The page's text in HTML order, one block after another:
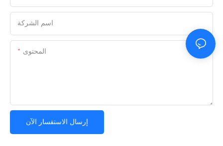
اسم الشركة
المحتوى
إرسال الاستفسار الآن